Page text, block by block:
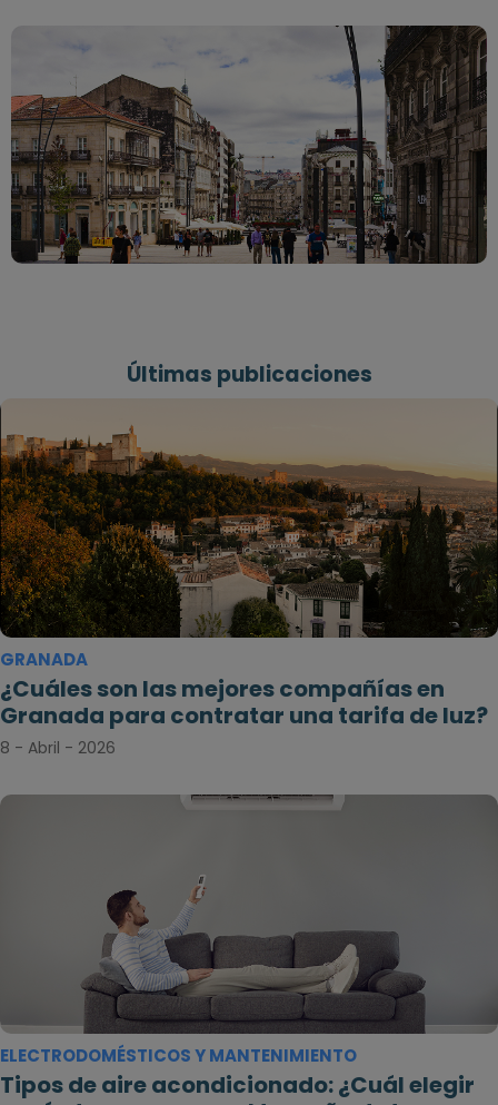
Últimas publicaciones
GRANADA
¿Cuáles son las mejores compañías en
Granada para contratar una tarifa de luz?
8 - Abril - 2026
ELECTRODOMÉSTICOS Y MANTENIMIENTO
Tipos de aire acondicionado: ¿Cuál elegir